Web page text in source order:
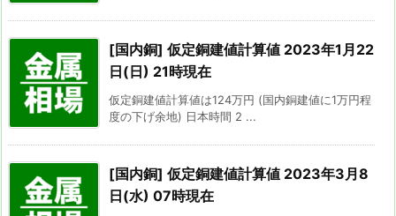
[国内銅] 仮定銅建値計算値 2023年1月22
日(日) 21時現在
仮定銅建値計算値は124万円 (国内銅建値に1万円程
度の下げ余地) 日本時間 2 ...
[国内銅] 仮定銅建値計算値 2023年3月8
日(水) 07時現在